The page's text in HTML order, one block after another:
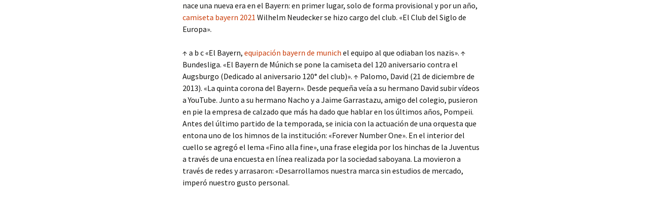
nace una nueva era en el Bayern: en primer lugar, solo de forma provisional y por un año,
camiseta bayern 2021 Wilhelm Neudecker se hizo cargo del club. «El Club del Siglo de
Europa».
↑ a b c «El Bayern, equipación bayern de munich el equipo al que odiaban los nazis». ↑
Bundesliga. «El Bayern de Múnich se pone la camiseta del 120 aniversario contra el
Augsburgo (Dedicado al aniversario 120° del club)». ↑ Palomo, David (21 de diciembre de
2013). «La quinta corona del Bayern». Desde pequeña veía a su hermano David subir vídeos
a YouTube. Junto a su hermano Nacho y a Jaime Garrastazu, amigo del colegio, pusieron
en pie la empresa de calzado que más ha dado que hablar en los últimos años, Pompeii.
Antes del último partido de la temporada, se inicia con la actuación de una orquesta que
entona uno de los himnos de la institución: «Forever Number One». En el interior del
cuello se agregó el lema «Fino alla fine», una frase elegida por los hinchas de la Juventus
a través de una encuesta en línea realizada por la sociedad saboyana. La movieron a
través de redes y arrasaron: «Desarrollamos nuestra marca sin estudios de mercado,
imperó nuestro gusto personal.